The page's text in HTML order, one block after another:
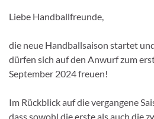
Liebe Handballfreunde,
die neue Handballsaison startet
dürfen sich auf den Anwurf zum
September 2024 freuen!
Im Rückblick auf die vergangene
dass sowohl die erste als auch die